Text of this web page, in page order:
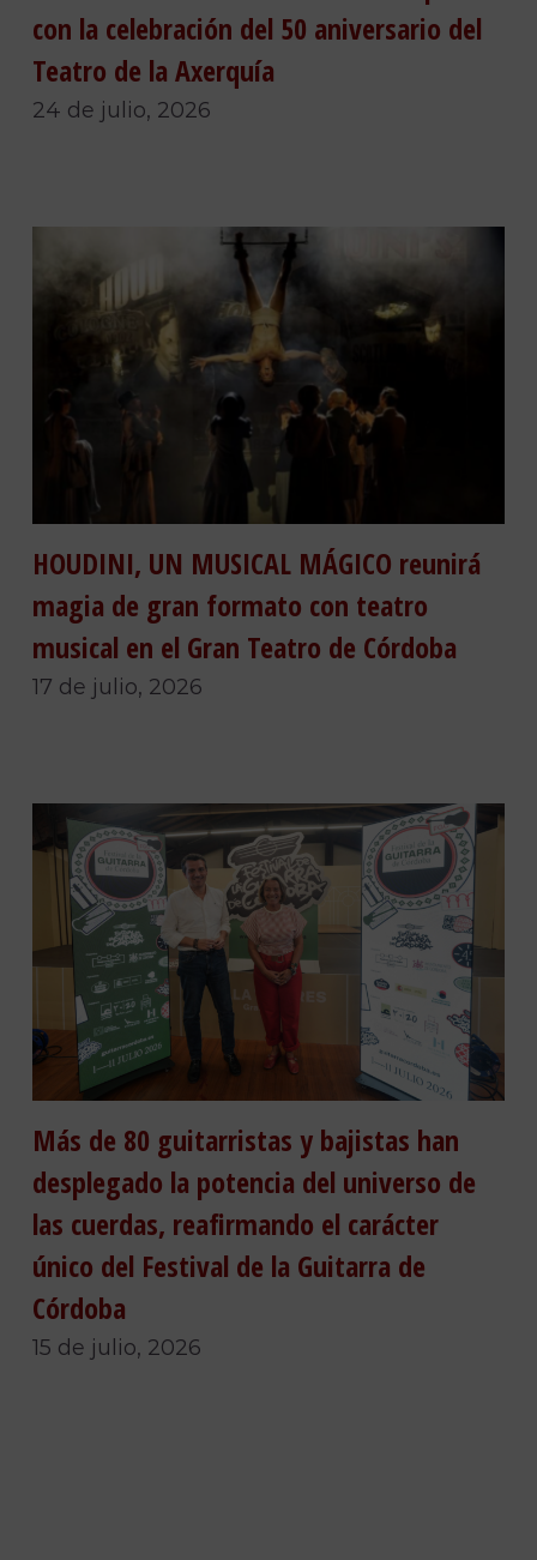
con la celebración del 50 aniversario del
Teatro de la Axerquía
24 de julio, 2026
HOUDINI, UN MUSICAL MÁGICO reunirá
magia de gran formato con teatro
musical en el Gran Teatro de Córdoba
17 de julio, 2026
Más de 80 guitarristas y bajistas han
desplegado la potencia del universo de
las cuerdas, reafirmando el carácter
único del Festival de la Guitarra de
Córdoba
15 de julio, 2026